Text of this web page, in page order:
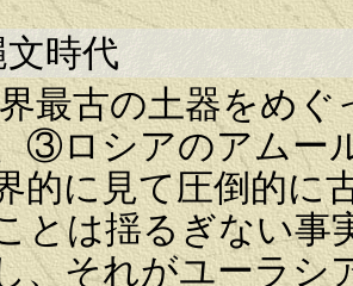
時代
最古の土器をめ
③ロシアのアムー
的に見て圧倒的に
とは揺るぎない事
、それがユーラシ